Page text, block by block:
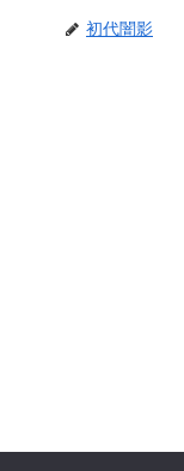
初代闇影